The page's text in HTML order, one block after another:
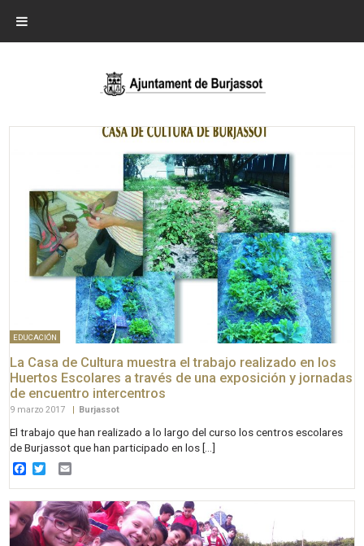
EDUCACIÓN
La Casa de Cultura muestra el trabajo realizado en los
Huertos Escolares a través de una exposición y jornadas
de encuentro intercentros
9 marzo 2017 Burjassot
El trabajo que han realizado a lo largo del curso los centros escolares
de Burjassot que han participado en los […]
Facebook
Twitter